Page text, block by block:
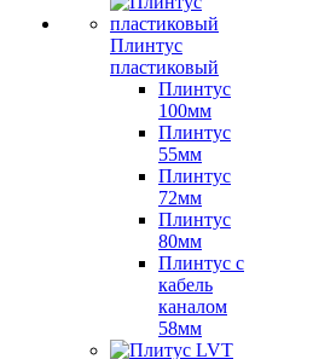
Плинтус
пластиковый
Плинтус
100мм
Плинтус
55мм
Плинтус
72мм
Плинтус
80мм
Плинтус с
кабель
каналом
58мм